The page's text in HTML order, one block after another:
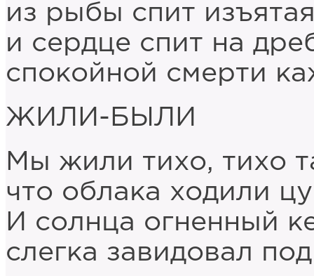
из рыбы спит
и сердце спит на
спокойной смерти
ЖИЛИ-БЫЛИ
Мы жили тихо, тихо
что облака ходили
И солнца огненный
слегка завидовал